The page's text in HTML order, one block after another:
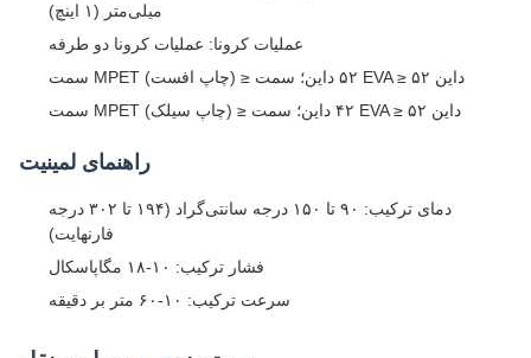
میلی‌متر (۱ اینچ)
عملیات کرونا: عملیات کرونا دو طرفه
سمت MPET (چاپ افست) ≥ ۵۲ داین؛ سمت EVA ≥ ۵۲ داین
سمت MPET (چاپ سیلک) ≥ ۴۲ داین؛ سمت EVA ≥ ۵۲ داین
راهنمای لمینیت
دمای ترکیب: ۹۰ تا ۱۵۰ درجه سانتی‌گراد (۱۹۴ تا ۳۰۲ درجه
فارنهایت)
فشار ترکیب: ۱۰-۱۸ مگاپاسکال
سرعت ترکیب: ۱۰-۶۰ متر بر دقیقه